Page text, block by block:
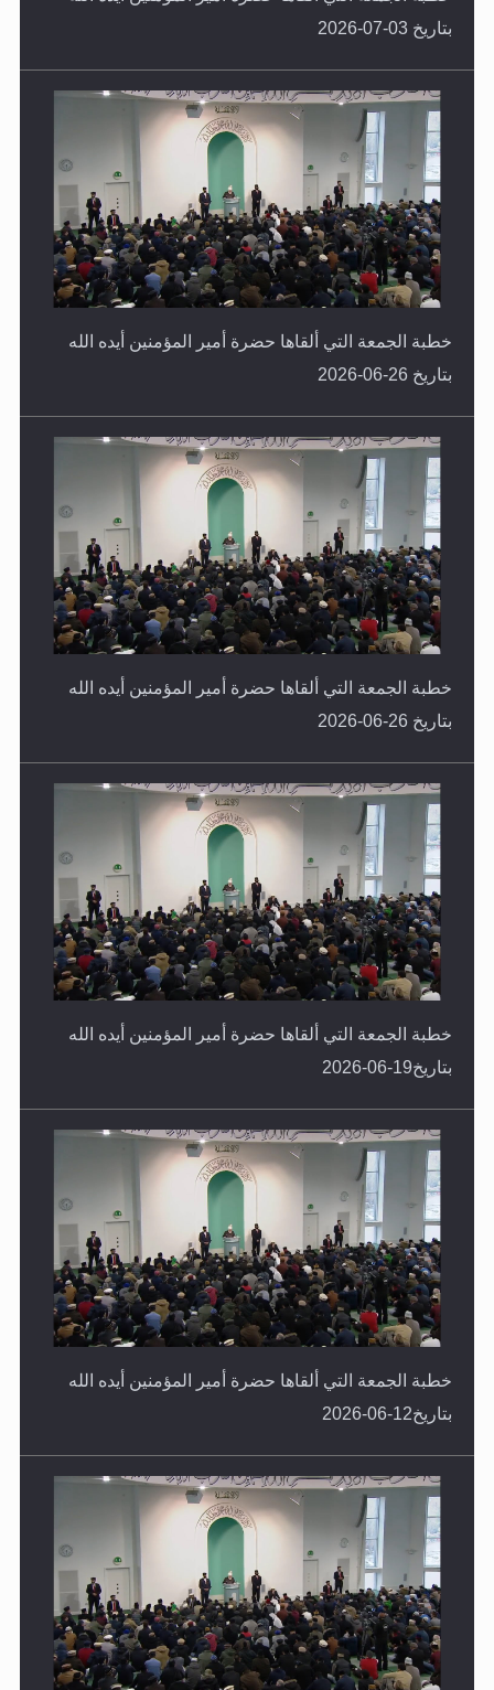
خطبة الجمعة التي ألقاها حضرة أمير المؤمنين أيده الله
خطبة الجمعة التي ألقاها حضرة أمير المؤمنين أيده الله
خطبة الجمعة التي ألقاها حضرة أمير المؤمنين أيده الله
خطبة الجمعة التي ألقاها حضرة أمير المؤمنين أيده الله
خطبة الجمعة التي ألقاها حضرة أمير المؤمنين أيده الله